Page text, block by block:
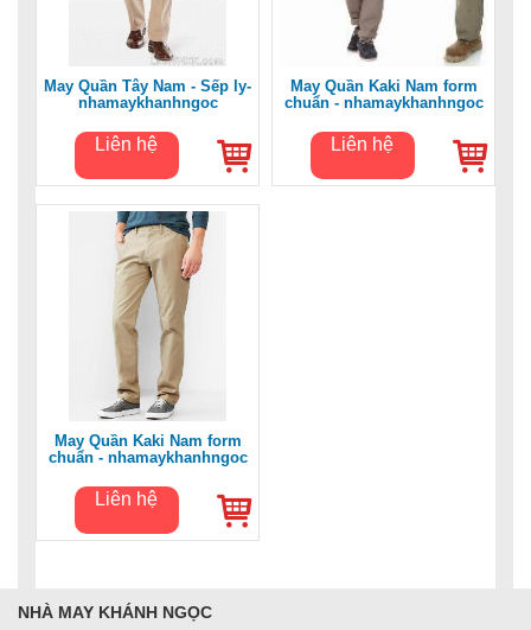
May Quần Tây Nam - Sếp ly-
nhamaykhanhngoc
Liên hệ
May Quần Kaki Nam form
chuẩn - nhamaykhanhngoc
Liên hệ
May Quần Kaki Nam form
chuẩn - nhamaykhanhngoc
Liên hệ
NHÀ MAY KHÁNH NGỌC